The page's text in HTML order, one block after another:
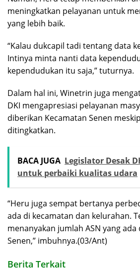
meningkatkan pelayanan untuk
yang lebih baik.
“Kalau dukcapil tadi tentang data
Intinya minta nanti data
kependudukan itu saja,” tuturnya.
Dalam hal ini, Winetrin juga
DKI mengapresiasi pelayanan
diberikan Kecamatan Senen
ditingkatkan.
BACA JUGA Legislator Desak
untuk perbaiki kualitas udara
“Heru juga sempat bertanya
ada di kecamatan dan kelurahan.
menanyakan jumlah ASN yang ada
Senen,” imbuhnya.(03/Ant)
Berita Terkait